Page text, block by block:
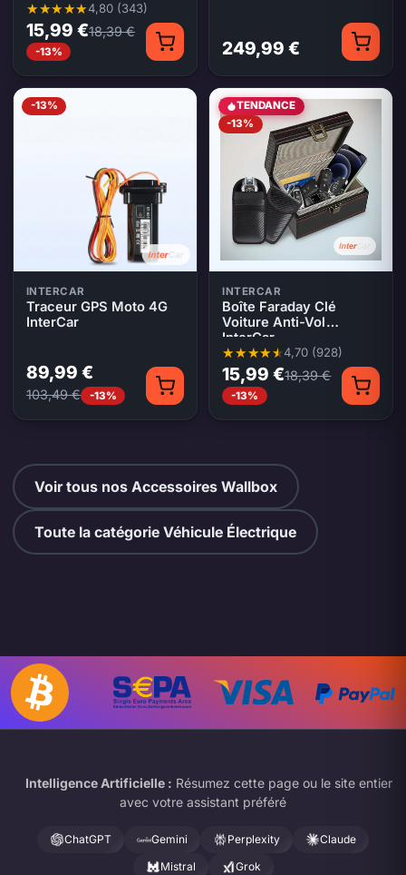
4,80 (343)
Note moyenne 4,80 sur 5, 343 évaluations
15,99 €18,39 €
-13% 249,99 €
-13%
INTERCAR
Traceur GPS Moto 4G
InterCar
89,99 €
103,49 € -13%
TENDANCE
-13%
INTERCAR
Boîte Faraday Clé
Voiture Anti-Vol
InterCar
4,70 (928)
Note moyenne 4,70 sur 5, 928
15,99 €18,39 €
-13%
Voir tous nos Accessoires Wallbox
Toute la catégorie Véhicule Électrique
Intelligence Artificielle : Résumez cette page ou le site entier
avec votre assistant préféré
ChatGPT Gemini Perplexity
Claude
Mistral
Grok